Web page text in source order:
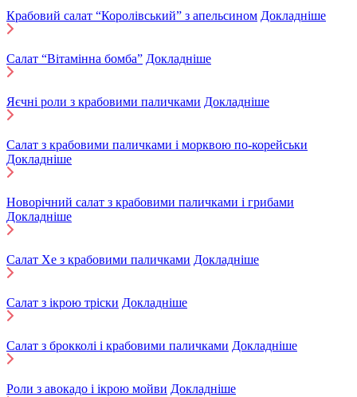
Крабовий салат “Королівський” з апельсином Докладніше
Салат “Вітамінна бомба” Докладніше
Яєчні роли з крабовими паличками Докладніше
Салат з крабовими паличками і морквою по-корейськи
Докладніше
Новорічний салат з крабовими паличками і грибами
Докладніше
Салат Хе з крабовими паличками Докладніше
Салат з ікрою тріски Докладніше
Салат з брокколі і крабовими паличками Докладніше
Роли з авокадо і ікрою мойви Докладніше